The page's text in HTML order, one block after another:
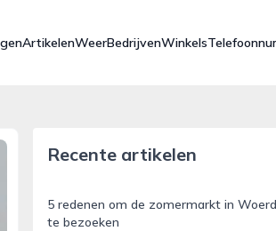
ArtikelenWeerBedrijvenWinkels
Recente artikelen
5 redenen om de zomermarkt in
te bezoeken